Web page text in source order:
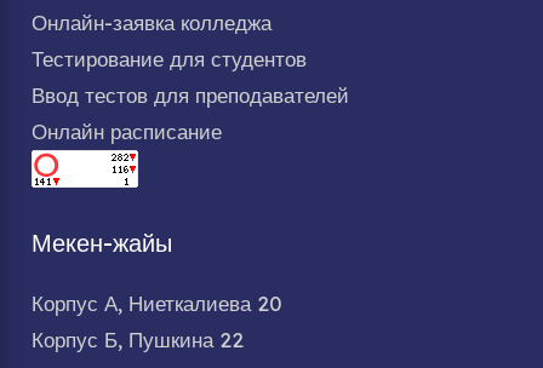
Онлайн-заявка колледжа
Тестирование для студентов
Ввод тестов для преподавателей
Онлайн расписание
Мекен-жайы
Корпус А, Ниеткалиева 20
Корпус Б, Пушкина 22